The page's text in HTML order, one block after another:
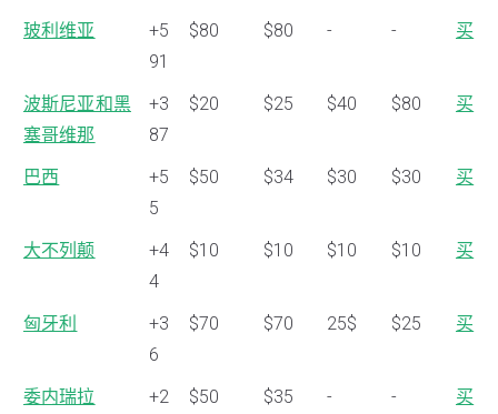
玻利维亚
+5
91
$80 $80 - - 买
波斯尼亚和黑
塞哥维那
+3
87
$20 $25 $40 $80 买
巴西
+5
5
$50 $34 $30 $30 买
大不列颠
+4
4
$10 $10 $10 $10 买
匈牙利
+3
6
$70 $70 25$ $25 买
委内瑞拉 +2 $50 $35 - - 买